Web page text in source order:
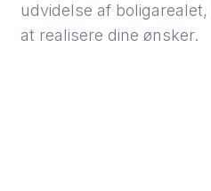
udvidelse af
at realisere dine ønsker.